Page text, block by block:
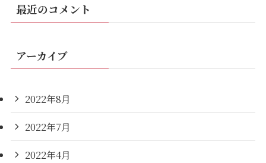
最近のコメント
アーカイブ
2022年8月
2022年7月
2022年4月